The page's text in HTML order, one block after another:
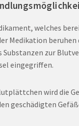
welches
Medikation beruhen
zur
eingegriffen.
wird die
geschädigten